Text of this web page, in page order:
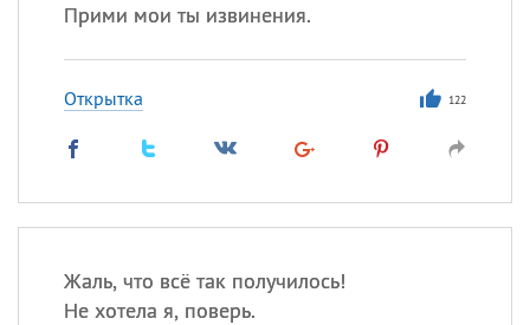
Прими мои ты извинения.
Открытка 122
Жаль, что всё так получилось!
Не хотела я, поверь.